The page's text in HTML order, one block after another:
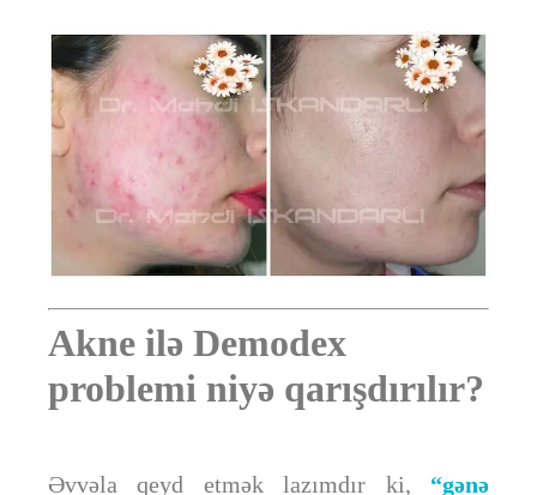
Akne ilə Demodex
problemi niyə qarışdırılır?
Əvvəla qeyd etmək lazımdır ki, “gənə